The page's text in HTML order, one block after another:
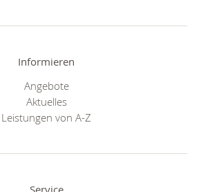
Informieren
Angebote
Aktuelles
Leistungen von A-Z